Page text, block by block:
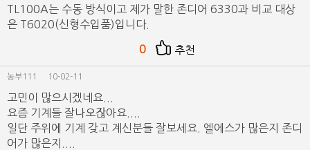
TL100A는 수동 방식이고 제가 말한 존디어 6330과 비교 대상
은 T6020(신형수입품)입니다.
0 추천
농부111 10-02-11
고민이 많으시겠네요...
요즘 기계들 잘나오잖아요....
일단 주위에 기계 갖고 계신분들 잘보세요. 엘에스가 많은지 존디
어가 많은지....